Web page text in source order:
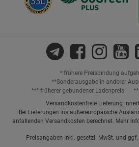
* frühere Preisbindung
**Sonderausgabe in anderer
*** früherer gebundener Ladenpreis
Versandkostenfreie Lieferung
Bei Lieferungen ins außereuropäische
anfallenden Versandkosten berechnet. Mehr
Preisangaben inkl. gesetzl. MwSt. und ggf.